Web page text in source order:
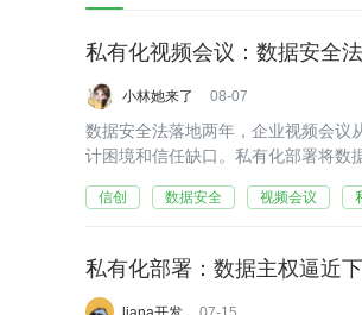
私有化视频会议：数据安全
小林她来了 08-07
数据安全法落地两年，企业视频会议
计困境和信任缺口。私有化部署将数
信创 数据安全 视频会议
私有化部署：数据主权逼近